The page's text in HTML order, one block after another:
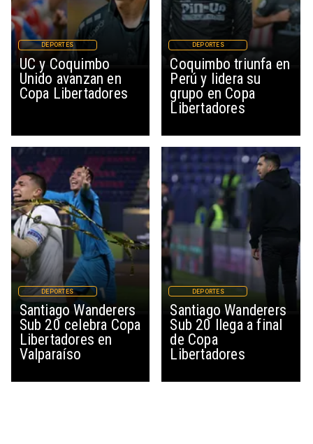
UC y Coquimbo
Unido avanzan en
Copa Libertadores
DEPORTES
Coquimbo triunfa en
Perú y lidera su
grupo en Copa
Libertadores
DEPORTES
Santiago Wanderers
Sub 20 celebra Copa
Libertadores en
Valparaíso
DEPORTES
Santiago Wanderers
Sub 20 llega a final
de Copa
Libertadores
DEPORTES